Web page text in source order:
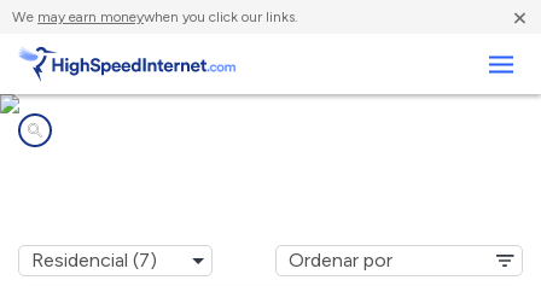
We may earn moneywhen you click our links. ×